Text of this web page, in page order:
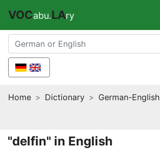
VOCabu.LAry
Home Dictionary German-English
"delfin" in English